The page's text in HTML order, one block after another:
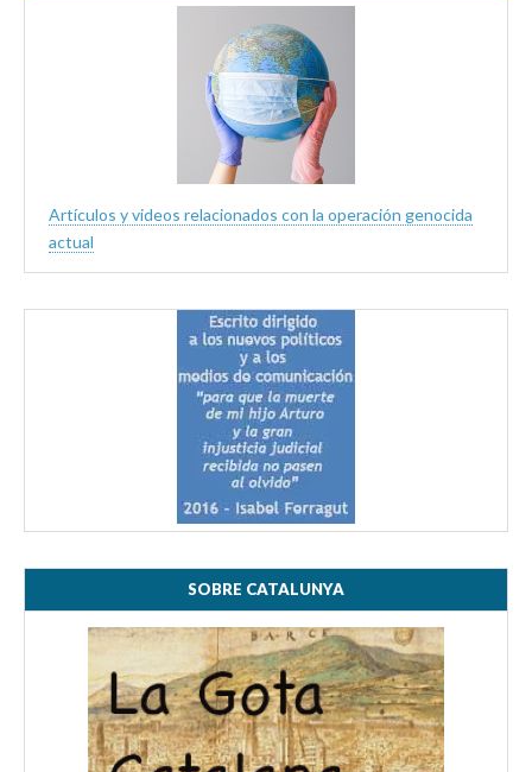
Artículos y videos relacionados con la operación genocida
actual
SOBRE CATALUNYA